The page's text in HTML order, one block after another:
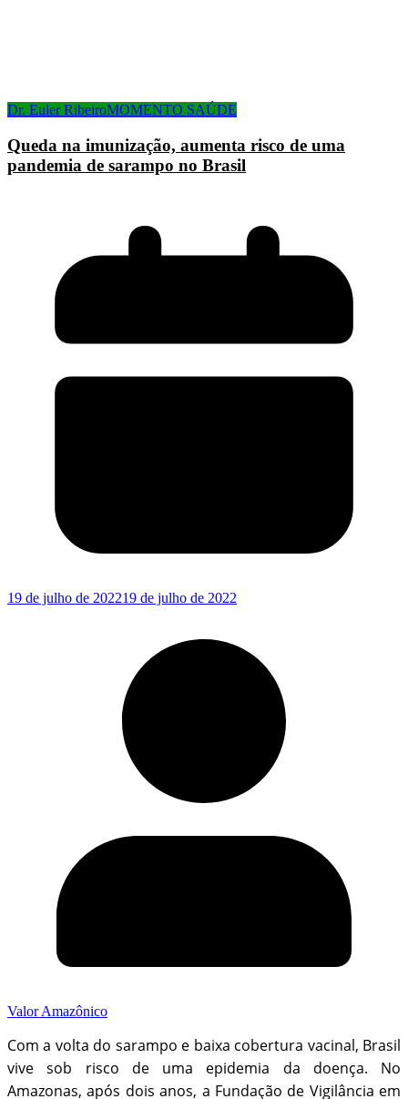
Dr. Euler RibeiroMOMENTO SAÚDE
Queda na imunização, aumenta risco de uma
pandemia de sarampo no Brasil
19 de julho de 202219 de julho de 2022
Valor Amazônico
Com a volta do sarampo e baixa cobertura vacinal, Brasil
vive sob risco de uma epidemia da doença. No
Amazonas, após dois anos, a Fundação de Vigilância em